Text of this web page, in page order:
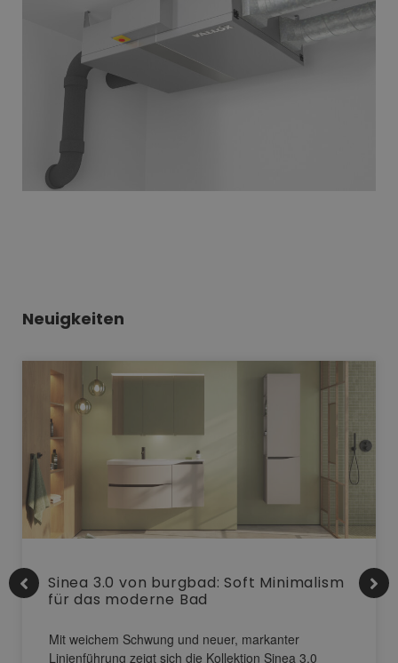
Neuigkeiten
Sinea 3.0 von burgbad: Soft Minimalism
für das moderne Bad
Mit weichem Schwung und neuer, markanter
Linienführung zeigt sich die Kollektion Sinea 3.0